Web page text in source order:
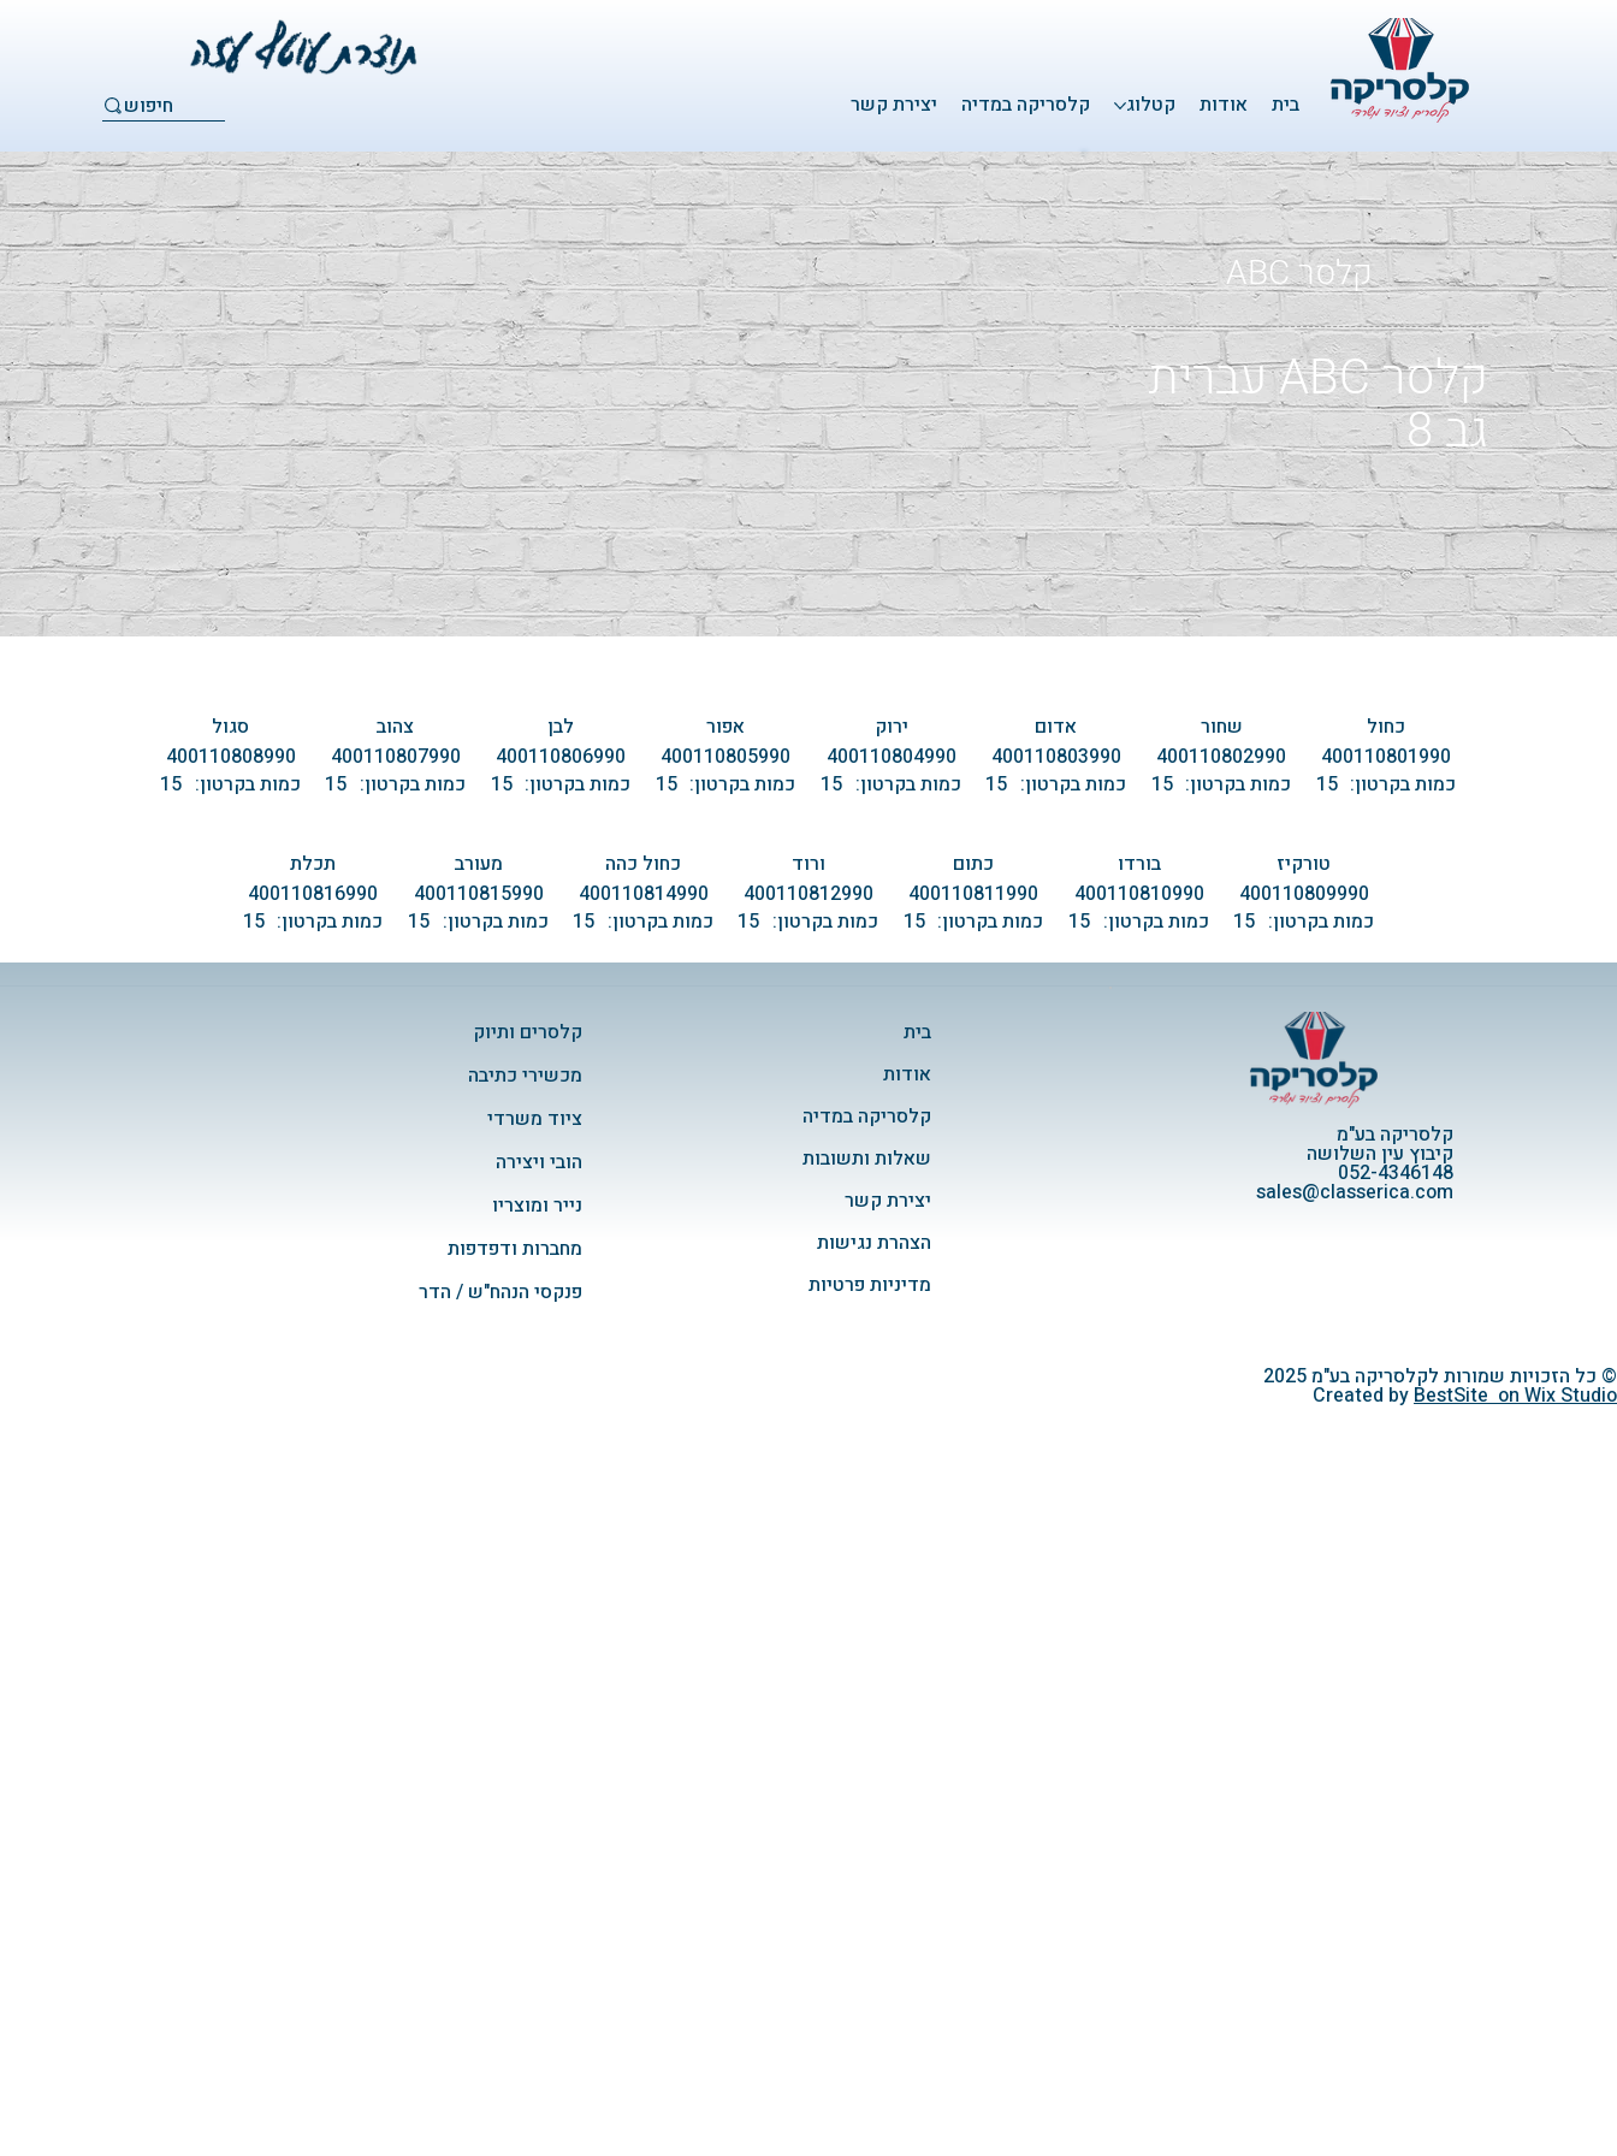
חיפוש בית אודות קטלוג קלסריקה במדיה יצירת קשר
קלסר ABC
קלסר ABC עברית
גב ‏‏8
כחול
400110801990
כמות בקרטון: 15
שחור
400110802990
כמות בקרטון: 15
אדום
400110803990
כמות בקרטון: 15
ירוק
400110804990
כמות בקרטון: 15
אפור
400110805990
כמות בקרטון: 15
לבן
400110806990
כמות בקרטון: 15
צהוב
400110807990
כמות בקרטון: 15
סגול
400110808990
כמות בקרטון: 15
טורקיז
400110809990
כמות בקרטון: 15
בורדו
400110810990
כמות בקרטון: 15
כתום
400110811990
כמות בקרטון: 15
ורוד
400110812990
כמות בקרטון: 15
כחול כהה
400110814990
כמות בקרטון: 15
מעורב
400110815990
כמות בקרטון: 15
תכלת
400110816990
כמות בקרטון: 15
© כל הזכויות שמורות לקלסריקה בע"מ 2025
Created by BestSite on Wix Studio
קלסרים ותיוק
מכשירי כתיבה
ציוד משרדי
הובי ויצירה
נייר ומוצריו
מחברות ודפדפות
פנקסי הנהח"ש / הדר
בית
אודות
קלסריקה במדיה
שאלות ותשובות
יצירת קשר
הצהרת נגישות
מדיניות פרטיות
קלסריקה בע"מ
קיבוץ עין השלושה
052-4346148
sales@classerica.com